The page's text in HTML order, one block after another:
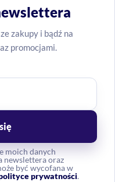
zakupy i bądź na
promocjami.
moich danych
newslettera oraz
być wycofana w
prywatności.